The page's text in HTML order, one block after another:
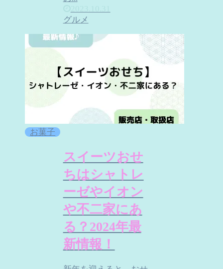
グルメ
お菓子
スイーツおせ
ちはシャトレ
ーゼやイオン
や不二家にあ
る？2024年最
新情報！